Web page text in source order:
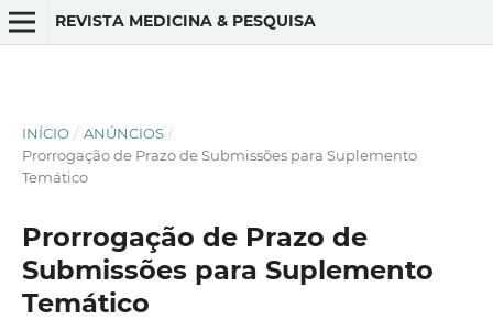
REVISTA MEDICINA & PESQUISA
INÍCIO / ANÚNCIOS /
Prorrogação de Prazo de Submissões para Suplemento
Temático
Prorrogação de Prazo de
Submissões para Suplemento
Temático